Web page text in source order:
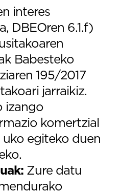
interes
DBEOren 6.1.f)
Babesteko
195/2017
jarraikiz.
izango
komertzial
egiteko duen
Zure datu